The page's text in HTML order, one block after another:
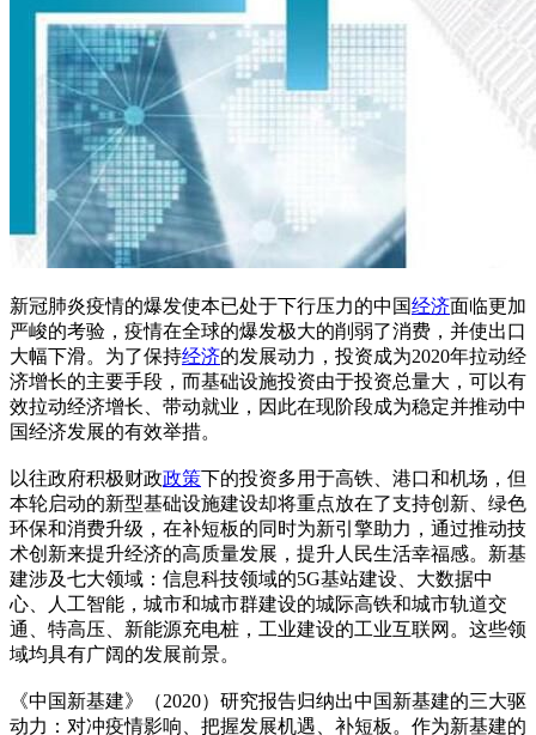
新冠肺炎疫情的爆发使本已处于下行压力的中国经济面临更加
严峻的考验，疫情在全球的爆发极大的削弱了消费，并使出口
大幅下滑。为了保持经济的发展动力，投资成为2020年拉动经
济增长的主要手段，而基础设施投资由于投资总量大，可以有
效拉动经济增长、带动就业，因此在现阶段成为稳定并推动中
国经济发展的有效举措。
以往政府积极财政政策下的投资多用于高铁、港口和机场，但
本轮启动的新型基础设施建设却将重点放在了支持创新、绿色
环保和消费升级，在补短板的同时为新引擎助力，通过推动技
术创新来提升经济的高质量发展，提升人民生活幸福感。新基
建涉及七大领域：信息科技领域的5G基站建设、大数据中
心、人工智能，城市和城市群建设的城际高铁和城市轨道交
通、特高压、新能源充电桩，工业建设的工业互联网。这些领
域均具有广阔的发展前景。
《中国新基建》（2020）研究报告归纳出中国新基建的三大驱
动力：对冲疫情影响、把握发展机遇、补短板。作为新基建的